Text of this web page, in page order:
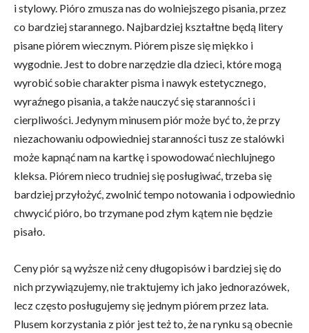
i stylowy. Pióro zmusza nas do wolniejszego pisania, przez
co bardziej starannego. Najbardziej kształtne będą litery
pisane piórem wiecznym. Piórem pisze się miękko i
wygodnie. Jest to dobre narzędzie dla dzieci, które mogą
wyrobić sobie charakter pisma i nawyk estetycznego,
wyraźnego pisania, a także nauczyć się staranności i
cierpliwości. Jedynym minusem piór może być to, że przy
niezachowaniu odpowiedniej staranności tusz ze stalówki
może kapnąć nam na kartkę i spowodować niechlujnego
kleksa. Piórem nieco trudniej się posługiwać, trzeba się
bardziej przyłożyć, zwolnić tempo notowania i odpowiednio
chwycić pióro, bo trzymane pod złym kątem nie będzie
pisało.
Ceny piór są wyższe niż ceny długopisów i bardziej się do
nich przywiązujemy, nie traktujemy ich jako jednorazówek,
lecz często posługujemy się jednym piórem przez lata.
Plusem korzystania z piór jest też to, że na rynku są obecnie